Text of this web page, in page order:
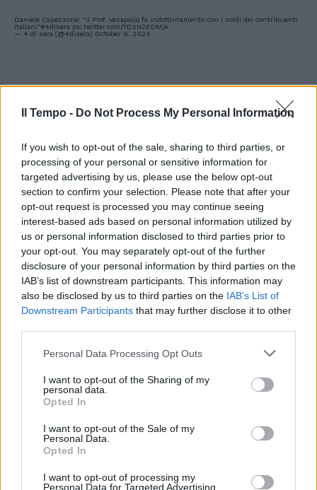
Il Tempo - Do Not Process My Personal Information
If you wish to opt-out of the sale, sharing to third parties, or
processing of your personal or sensitive information for
targeted advertising by us, please use the below opt-out
section to confirm your selection. Please note that after your
opt-out request is processed you may continue seeing
interest-based ads based on personal information utilized by
us or personal information disclosed to third parties prior to
your opt-out. You may separately opt-out of the further
disclosure of your personal information by third parties on the
IAB’s list of downstream participants. This information may
also be disclosed by us to third parties on the IAB’s List of
Downstream Participants that may further disclose it to other
Personal Data Processing Opt Outs
I want to opt-out of the Sharing of my
personal data.
Opted In
I want to opt-out of the Sale of my
Personal Data.
Opted In
I want to opt-out of processing my
Personal Data for Targeted Advertising.
Daniele Capezzone: "Il Prof. Vasapollo fa indottrinamento con i soldi dei contribuenti
italiani"#4disera pic.twitter.com/YDzN2EOMjk
— 4 di sera (@4disera) October 9, 2024